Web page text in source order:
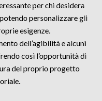
per chi desidera
personalizzare gli
esigenze.
dell’agibilità e alcuni
così l’opportunità di
del proprio progetto